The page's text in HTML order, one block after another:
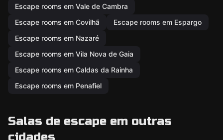
Escape rooms em Vale de Cambra
Escape rooms em Covilhã
Escape rooms em Espargo
Escape rooms em Nazaré
Escape rooms em Vila Nova de Gaia
Escape rooms em Caldas da Rainha
Escape rooms em Penafiel
Salas de escape em outras